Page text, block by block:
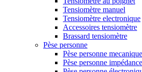
Tensiomètre manuel
Tensiomètre electronique
Accessoires tensiomètre
Brassard tensiomètre
Pèse personne
Pèse personne mecanique
Pèse personne